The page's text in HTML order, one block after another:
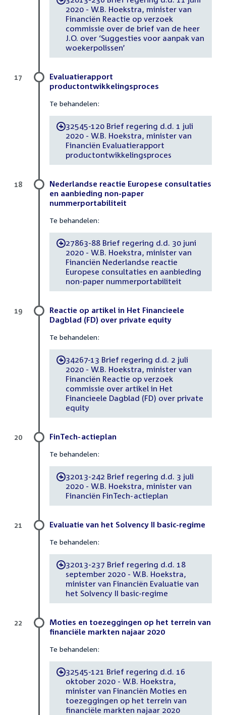
2020 - W.B. Hoekstra, minister van
Financiën Reactie op verzoek
commissie over de brief van de heer
J.O. over ‘Suggesties voor aanpak van
woekerpolissen’
Evaluatierapport
productontwikkelingsproces
Te behandelen:
-32545-120 Brief regering d.d. 1 juli
2020 - W.B. Hoekstra, minister van
Financiën Evaluatierapport
productontwikkelingsproces
17
Nederlandse reactie Europese consultaties
en aanbieding non-paper
nummerportabiliteit
Te behandelen:
-27863-88 Brief regering d.d. 30 juni
2020 - W.B. Hoekstra, minister van
Financiën Nederlandse reactie
Europese consultaties en aanbieding
non-paper nummerportabiliteit
18
Reactie op artikel in Het Financieele
Dagblad (FD) over private equity
Te behandelen:
-34267-13 Brief regering d.d. 2 juli
2020 - W.B. Hoekstra, minister van
Financiën Reactie op verzoek
commissie over artikel in Het
Financieele Dagblad (FD) over private
equity
19
FinTech-actieplan
Te behandelen:
-32013-242 Brief regering d.d. 3 juli
2020 - W.B. Hoekstra, minister van
Financiën FinTech-actieplan
20
Evaluatie van het Solvency II basic-regime
Te behandelen:
-32013-237 Brief regering d.d. 18
september 2020 - W.B. Hoekstra,
minister van Financiën Evaluatie van
het Solvency II basic-regime
21
Moties en toezeggingen op het terrein van
financiële markten najaar 2020
Te behandelen:
-32545-121 Brief regering d.d. 16
oktober 2020 - W.B. Hoekstra,
minister van Financiën Moties en
toezeggingen op het terrein van
financiële markten najaar 2020
22